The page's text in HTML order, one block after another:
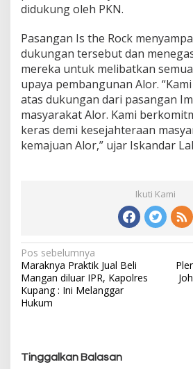
didukung oleh PKN.
Pasangan Is the Rock
dukungan tersebut dan
mereka untuk melibatkan
upaya pembangunan Alor.
atas dukungan dari pasangan
masyarakat Alor. Kami
keras demi kesejahteraan
kemajuan Alor,” ujar Iskandar
Ikuti Kami
N
a
v
i
Pos sebelumnya
Maraknya Praktik Jual Beli
Mangan diluar IPR, Kapolres
Kupang : Ini Melanggar
Hukum
Tinggalkan Balasan